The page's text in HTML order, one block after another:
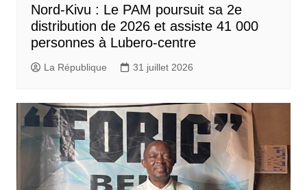
Nord-Kivu : Le PAM poursuit sa 2e
distribution de 2026 et assiste 41 000
personnes à Lubero-centre
La République 31 juillet 2026